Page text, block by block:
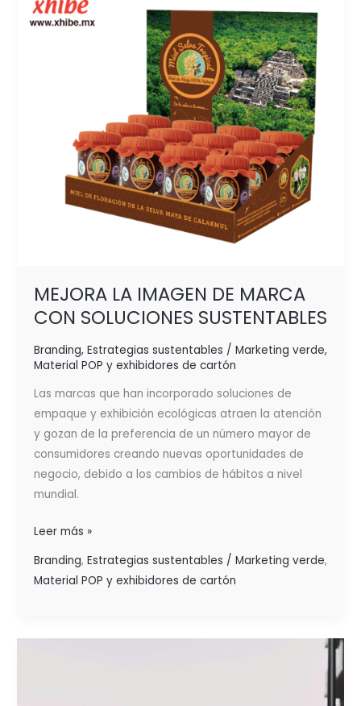
MEJORA LA IMAGEN DE MARCA
CON SOLUCIONES SUSTENTABLES
Branding, Estrategias sustentables / Marketing verde,
Material POP y exhibidores de cartón
Las marcas que han incorporado soluciones de
empaque y exhibición ecológicas atraen la atención
y gozan de la preferencia de un número mayor de
consumidores creando nuevas oportunidades de
negocio, debido a los cambios de hábitos a nivel
mundial.
DE
MARCA
Leer más »
Branding, Estrategias sustentables / Marketing verde,
Material POP y exhibidores de cartón